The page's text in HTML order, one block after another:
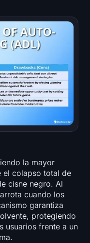
la mayor
el colapso total de
cisne negro. Al
cuando los
garantiza
protegiendo
usuarios frente a un